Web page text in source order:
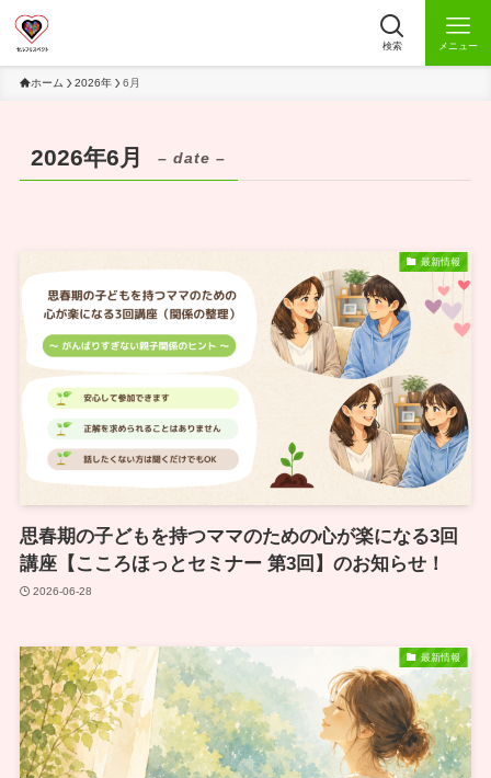
検索 メニュー
ホーム 2026年 6月
2026年6月 – date –
最新情報
思春期の子どもを持つママのための心が楽になる3回
講座【こころほっとセミナー 第3回】のお知らせ！
2026-06-28
最新情報